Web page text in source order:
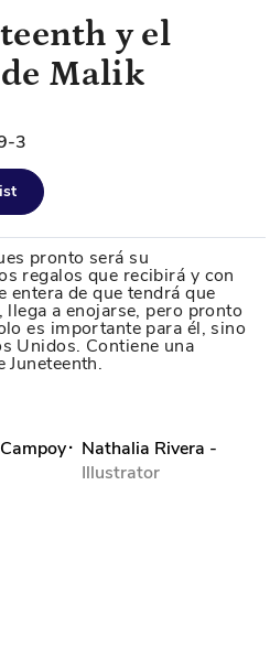
y el
Malik
3
pronto será su
regalos que recibirá y con
entera de que tendrá que
a enojarse, pero pronto
es importante para él, sino
Unidos. Contiene una
Nathalia Rivera -
Illustrator